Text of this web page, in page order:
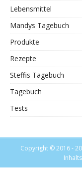
Lebensmittel
Mandys Tagebuch
Produkte
Rezepte
Steffis Tagebuch
Tagebuch
Tests
Copyright © 2016 -